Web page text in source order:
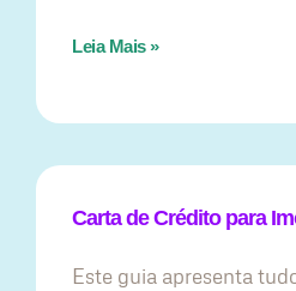
Leia Mais »
Carta de Crédito para
Este guia apresenta